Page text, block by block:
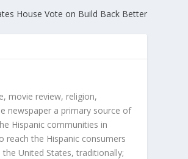
House Vote on Build Back Better
movie review, religion,
newspaper a primary source of
Hispanic communities in
reach the Hispanic consumers
United States, traditionally;